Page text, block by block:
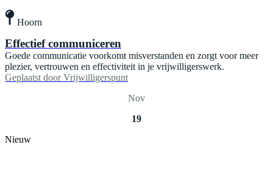
Hoorn
Effectief communiceren
Goede communicatie voorkomt misverstanden en zorgt voor meer
plezier, vertrouwen en effectiviteit in je vrijwilligerswerk.
Geplaatst door Vrijwilligerspunt
Nov
19
Nieuw